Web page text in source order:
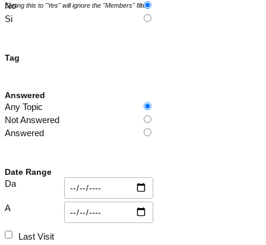
Setting this to "Yes" will ignore the "Members" filter.
No
Si
Tag
Answered
Any Topic
Not Answered
Answered
Date Range
Da
A
Last Visit